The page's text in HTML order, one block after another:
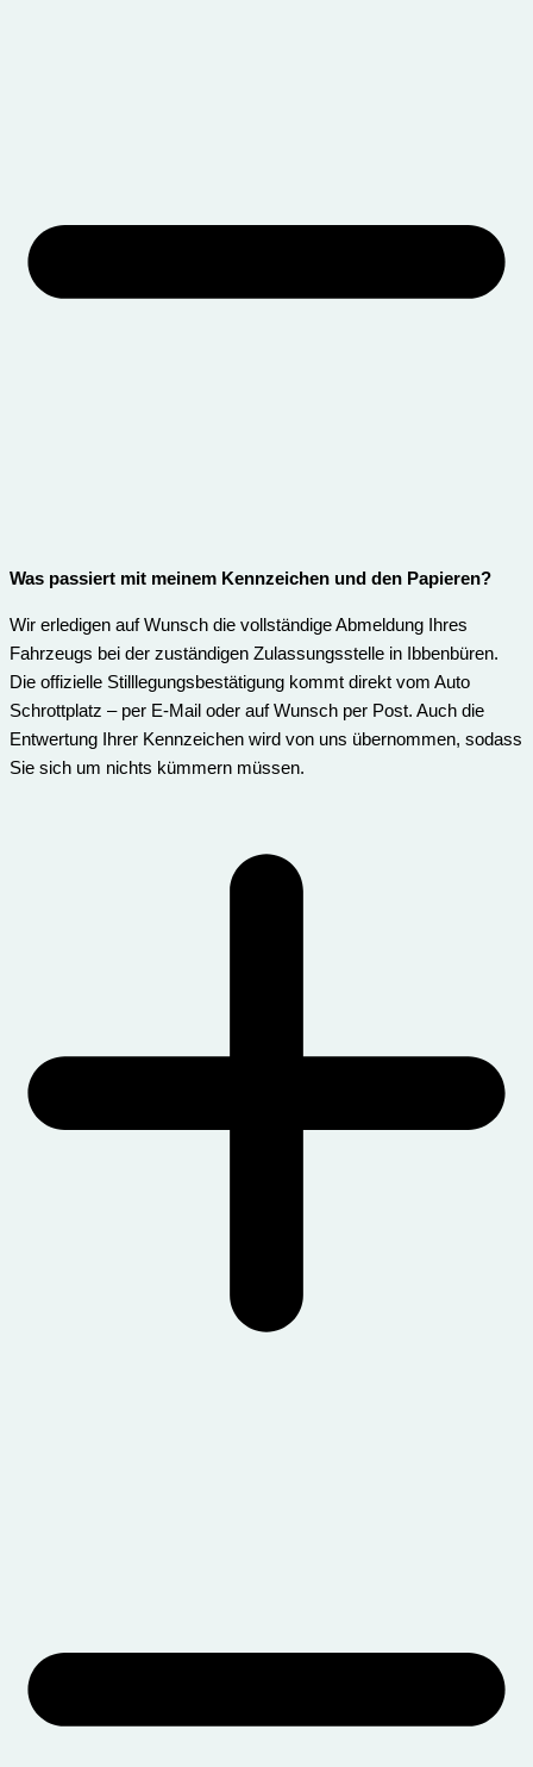
Was passiert mit meinem Kennzeichen und den Papieren?
Wir erledigen auf Wunsch die vollständige Abmeldung Ihres
Fahrzeugs bei der zuständigen Zulassungsstelle in Ibbenbüren.
Die offizielle Stilllegungsbestätigung kommt direkt vom Auto
Schrottplatz – per E-Mail oder auf Wunsch per Post. Auch die
Entwertung Ihrer Kennzeichen wird von uns übernommen, sodass
Sie sich um nichts kümmern müssen.